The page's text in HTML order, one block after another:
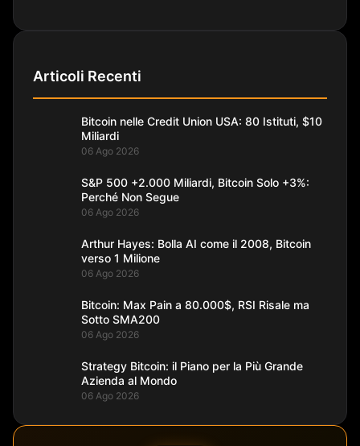
Articoli Recenti
Bitcoin nelle Credit Union USA: 80 Istituti, $10
Miliardi
06 Ago 2026
S&P 500 +2.000 Miliardi, Bitcoin Solo +3%:
Perché Non Segue
06 Ago 2026
Arthur Hayes: Bolla AI come il 2008, Bitcoin
verso 1 Milione
06 Ago 2026
Bitcoin: Max Pain a 80.000$, RSI Risale ma
Sotto SMA200
06 Ago 2026
Strategy Bitcoin: il Piano per la Più Grande
Azienda al Mondo
06 Ago 2026